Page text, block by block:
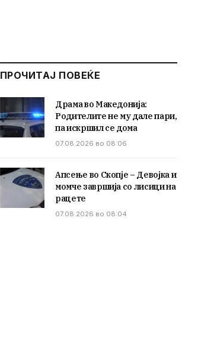
ПРОЧИТАЈ ПОВЕЌЕ
Драма во Македонија:
Родителите не му дале пари,
па искршил се дома
07.08.2026 во 08:06
Апсење во Скопје – Девојка и
момче завршија со лисици на
рацете
07.08.2026 во 08:04